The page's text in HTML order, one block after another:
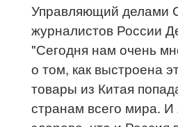
Управляющий делами
журналистов России
"Сегодня нам очень
о том, как выстроена
товары из Китая
странам всего мира.